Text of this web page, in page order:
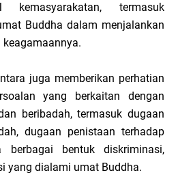
termasuk
Buddha dalam menjalankan
juga memberikan perhatian
yang berkaitan dengan
beribadah, termasuk dugaan
dugaan penistaan terhadap
berbagai bentuk diskriminasi,
yang dialami umat Buddha.